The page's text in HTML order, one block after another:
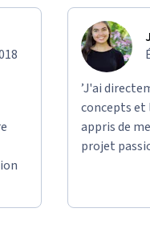
’J'ai
concepts et
appris de
projet